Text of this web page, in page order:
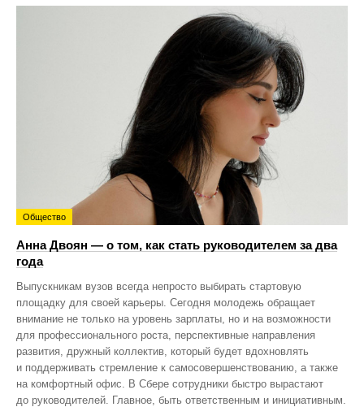
Общество
Анна Двоян — о том, как стать руководителем за два
года
Выпускникам вузов всегда непросто выбирать стартовую
площадку для своей карьеры. Сегодня молодежь обращает
внимание не только на уровень зарплаты, но и на возможности
для профессионального роста, перспективные направления
развития, дружный коллектив, который будет вдохновлять
и поддерживать стремление к самосовершенствованию, а также
на комфортный офис. В Сбере сотрудники быстро вырастают
до руководителей. Главное, быть ответственным и инициативным.